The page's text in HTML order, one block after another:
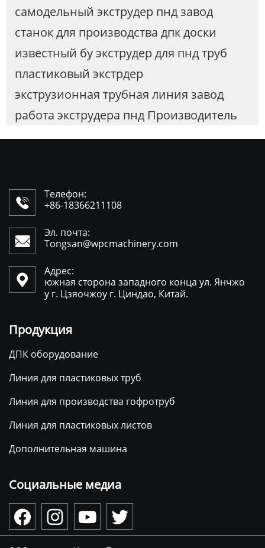
самодельный экструдер пнд завод
станок для производства дпк доски
известный бу экструдер для пнд труб
пластиковый экстрдер
экструзионная трубная линия завод
работа экструдера пнд Производитель

Телефон:
+86-18366211108

Эл. почта:
Tongsan@wpcmachinery.com

Адрес:
южная сторона западного конца ул. Янчжо
у г. Цзяочжоу г. Циндао, Китай.
Продукция
ДПК оборудование
Линия для пластиковых труб
Линия для производства гофротруб
Линия для пластиковых листов
Дополнительная машина
Социальные медиа
   